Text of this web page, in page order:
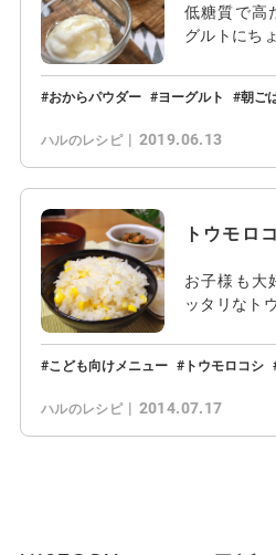
低糖質で高
グルトにち
おからパウダー ヨーグルト 朝ご
ハルのレシピ 2019.06.13
トウモロ
お子様も大
ッタリなト
こども向けメニュー トウモロコシ
ハルのレシピ 2014.07.17